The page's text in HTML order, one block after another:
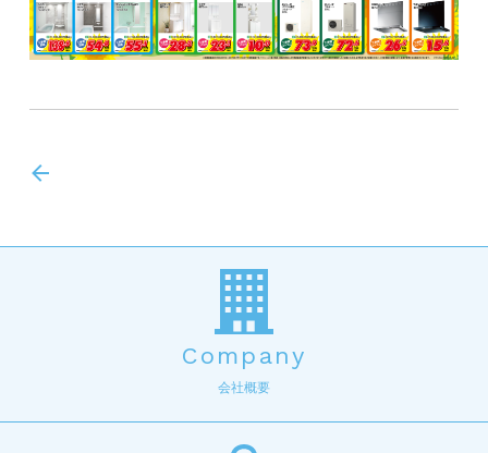
Company
会社概要